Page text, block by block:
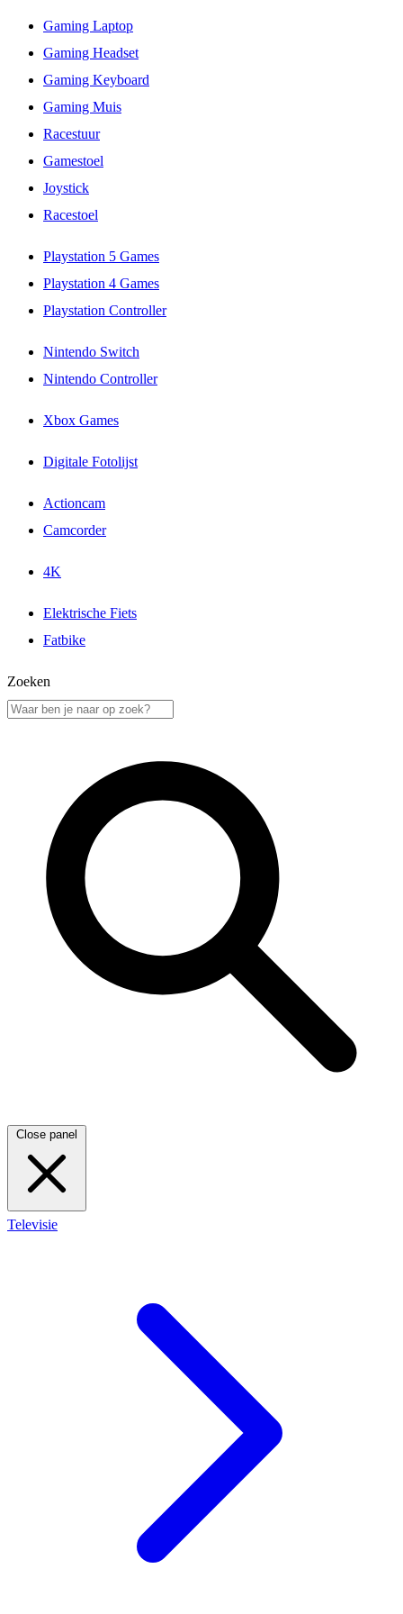
Gaming Laptop
Gaming Headset
Gaming Keyboard
Gaming Muis
Racestuur
Gamestoel
Joystick
Racestoel
Playstation 5 Games
Playstation 4 Games
Playstation Controller
Nintendo Switch
Nintendo Controller
Xbox Games
Digitale Fotolijst
Actioncam
Camcorder
4K
Elektrische Fiets
Fatbike
Zoeken
Close panel
Televisie